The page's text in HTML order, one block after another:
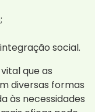
social.
vital que as
diversas formas
às necessidades